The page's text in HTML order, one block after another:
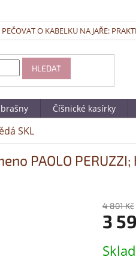
PEČOVAT O KABELKU NA JAŘE:
HLEDAT
Číšnické kasírky
SKL
PAOLO PERUZZI;
4 801 Kč
3
cena: